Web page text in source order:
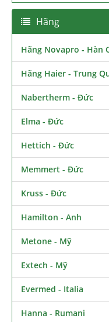
Hãng
Hãng Novapro - Hàn
Hãng Haier - Trung
Nabertherm - Đức
Elma - Đức
Hettich - Đức
Memmert - Đức
Kruss - Đức
Hamilton - Anh
Metone - Mỹ
Extech - Mỹ
Evermed - Italia
Hanna - Rumani